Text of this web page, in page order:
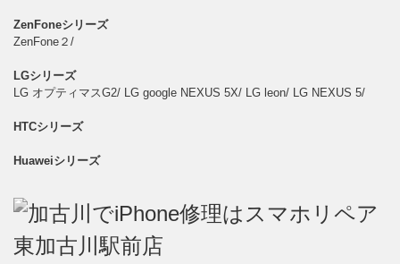
ZenFoneシリーズ
ZenFone２/
LGシリーズ
LG オプティマスG2/ LG google NEXUS 5X/ LG leon/ LG NEXUS 5/
HTCシリーズ
Huaweiシリーズ